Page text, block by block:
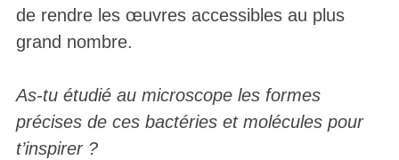
de rendre les œuvres accessibles au plus
grand nombre.
As-tu étudié au microscope les formes
précises de ces bactéries et molécules pour
t’inspirer ?